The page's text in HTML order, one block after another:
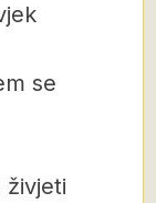
se
živjeti